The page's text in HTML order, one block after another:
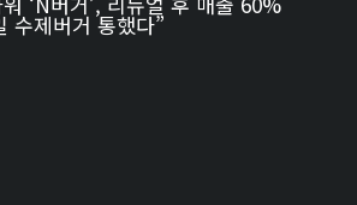
수제버거 통했다”